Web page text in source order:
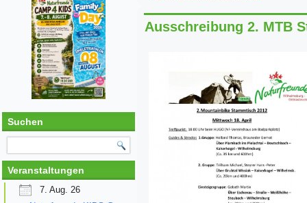
Suchen
Veranstaltungen
7. Aug. 26
Ausschreibung 2. MTB